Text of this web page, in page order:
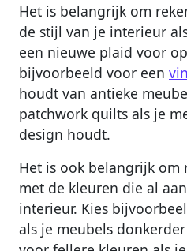
Het is belangrijk om
de stijl van je interieur
een nieuwe plaid voor
bijvoorbeeld voor een
houdt van antieke
patchwork quilts als je
design houdt.
Het is ook belangrijk om
met de kleuren die al
interieur. Kies
als je meubels